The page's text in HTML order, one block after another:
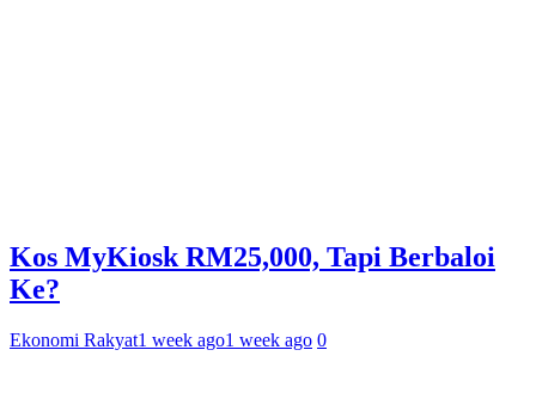
Kos MyKiosk RM25,000, Tapi Berbaloi
Ke?
Ekonomi Rakyat1 week ago1 week ago 0